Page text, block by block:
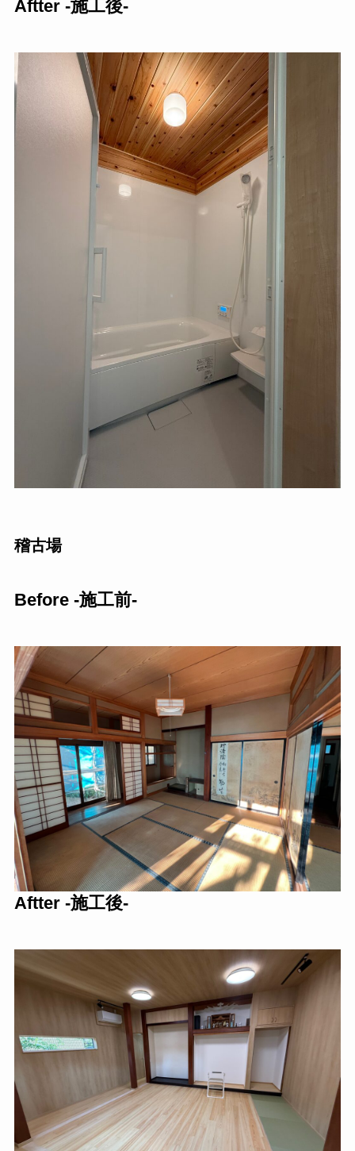
Aftter -施工後-
稽古場
Before -施工前-
Aftter -施工後-